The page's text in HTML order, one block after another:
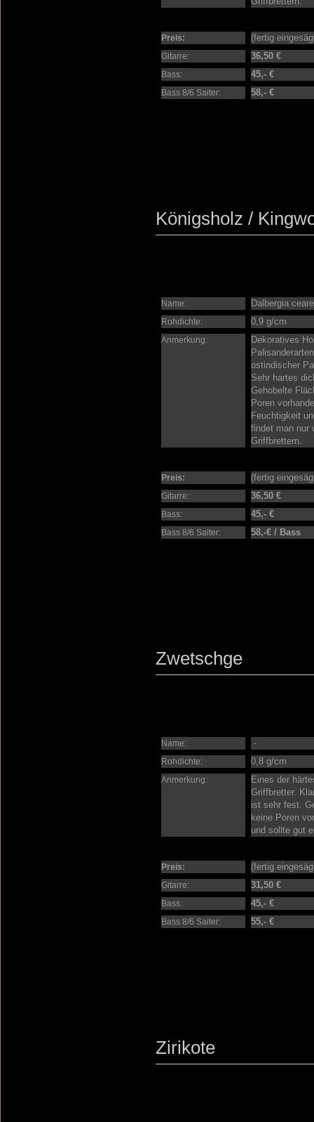
Preis: (fertig
Gitarre: 36,50 €
Bass: 45,- €
Bass 8/6 Saiter: 58,- €
Königsholz /
Name: Dalbergia
Rohdichte: 0,9 g/cm
Anmerkung:
Dekoratives
ostindischer
Sehr hartes
Gehobelte
Poren
Feuchtigkeit
findet man nur
Griffbrettern.
Preis: (fertig
Gitarre: 36,50 €
Bass: 45,- €
Bass 8/6 Saiter: 58,-€ / Bass
Zwetschge
Name: -
Rohdichte: 0,8 g/cm
Anmerkung:
Eines der
Griffbretter.
ist sehr fest.
keine Poren
und sollte gut
Preis: (fertig
Gitarre: 31,50 €
Bass: 45,- €
Bass 8/6 Saiter: 55,- €
Zirikote